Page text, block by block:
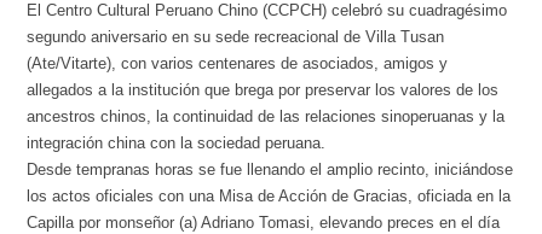
El Centro Cultural Peruano Chino (CCPCH) celebró su cuadragésimo
segundo aniversario en su sede recreacional de Villa Tusan
(Ate/Vitarte), con varios centenares de asociados, amigos y
allegados a la institución que brega por preservar los valores de los
ancestros chinos, la continuidad de las relaciones sinoperuanas y la
integración china con la sociedad peruana.
Desde tempranas horas se fue llenando el amplio recinto, iniciándose
los actos oficiales con una Misa de Acción de Gracias, oficiada en la
Capilla por monseñor (a) Adriano Tomasi, elevando preces en el día